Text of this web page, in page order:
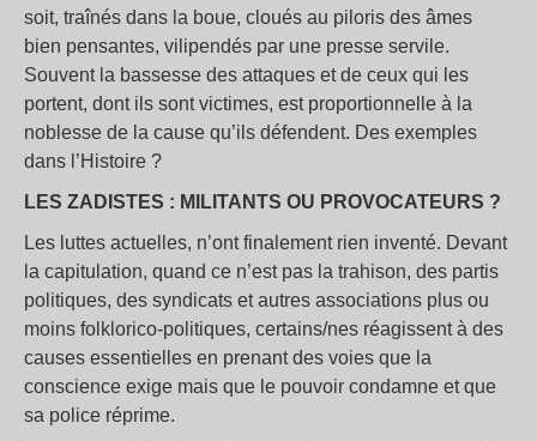
soit, traînés dans la boue, cloués au piloris des âmes
bien pensantes, vilipendés par une presse servile.
Souvent la bassesse des attaques et de ceux qui les
portent, dont ils sont victimes, est proportionnelle à la
noblesse de la cause qu’ils défendent. Des exemples
dans l’Histoire ?
LES ZADISTES : MILITANTS OU PROVOCATEURS ?
Les luttes actuelles, n’ont finalement rien inventé. Devant
la capitulation, quand ce n’est pas la trahison, des partis
politiques, des syndicats et autres associations plus ou
moins folklorico-politiques, certains/nes réagissent à des
causes essentielles en prenant des voies que la
conscience exige mais que le pouvoir condamne et que
sa police réprime.